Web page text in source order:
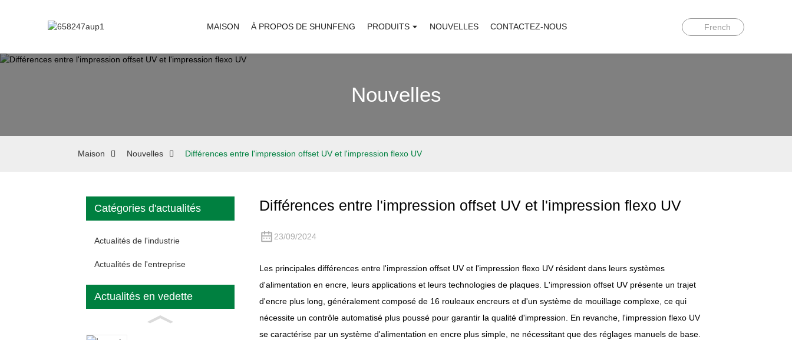
MAISON À PROPOS DE SHUNFENG PRODUITS NOUVELLES CONTACTEZ-NOUS French
Nouvelles
Maison Nouvelles Différences entre l'impression offset UV et l'impression flexo UV
Catégories d'actualités
Actualités de l'industrie
Actualités de l'entreprise
Actualités en vedette
Différences entre l'impression offset UV et l'impression flexo UV
23/09/2024
Les principales différences entre l'impression offset UV et l'impression flexo UV résident dans leurs systèmes
d'alimentation en encre, leurs applications et leurs technologies de plaques. L'impression offset UV présente un trajet
d'encre plus long, généralement composé de 16 rouleaux encreurs et d'un système de mouillage complexe, ce qui
nécessite un contrôle automatisé plus poussé pour garantir la qualité d'impression. En revanche, l'impression flexo UV
se caractérise par un système d'alimentation en encre plus simple, ne nécessitant que des réglages manuels de base.